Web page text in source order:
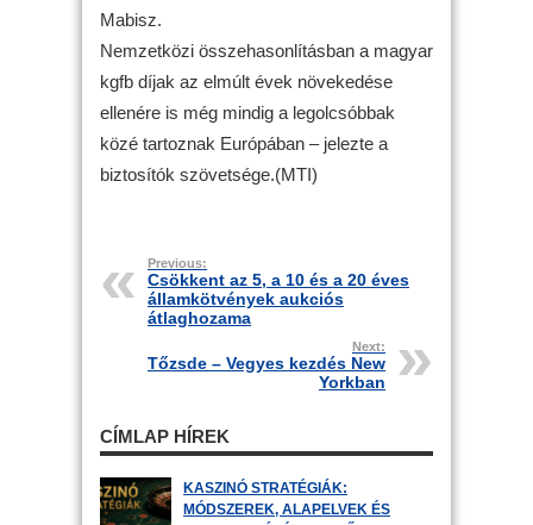
Mabisz.
Nemzetközi összehasonlításban a magyar
kgfb díjak az elmúlt évek növekedése
ellenére is még mindig a legolcsóbbak
közé tartoznak Európában – jelezte a
biztosítók szövetsége.(MTI)
Previous:
Csökkent az 5, a 10 és a 20 éves
államkötvények aukciós
átlaghozama
Next:
Tőzsde – Vegyes kezdés New
Yorkban
CÍMLAP HÍREK
KASZINÓ STRATÉGIÁK:
MÓDSZEREK, ALAPELVEK ÉS